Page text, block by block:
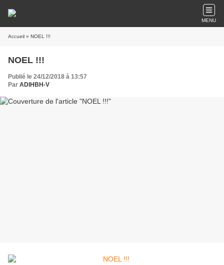
MENU
Accueil » NOEL !!!
NOEL !!!
Publié le 24/12/2018 à 13:57
Par ADIHBH-V